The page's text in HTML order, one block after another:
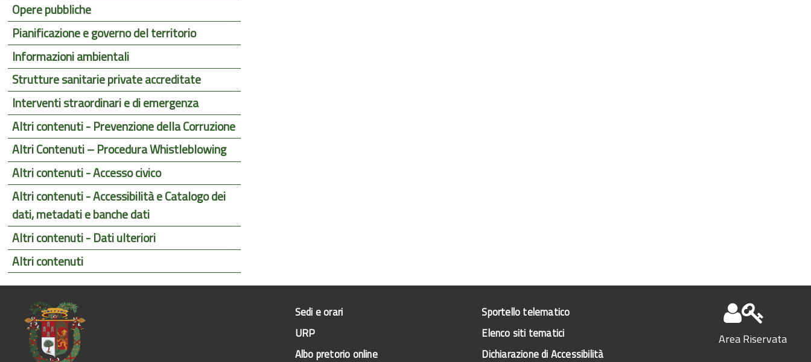
Opere pubbliche
Pianificazione e governo del territorio
Informazioni ambientali
Strutture sanitarie private accreditate
Interventi straordinari e di emergenza
Altri contenuti - Prevenzione della Corruzione
Altri Contenuti – Procedura Whistleblowing
Altri contenuti - Accesso civico
Altri contenuti - Accessibilità e Catalogo dei
dati, metadati e banche dati
Altri contenuti - Dati ulteriori
Altri contenuti
Sedi e orari
URP
Albo pretorio online
Sportello telematico
Elenco siti tematici
Dichiarazione di Accessibilità
Area Riservata